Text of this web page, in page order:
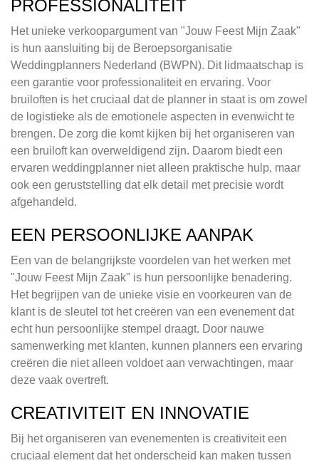
PROFESSIONALITEIT
Het unieke verkoopargument van "Jouw Feest Mijn Zaak"
is hun aansluiting bij de Beroepsorganisatie
Weddingplanners Nederland (BWPN). Dit lidmaatschap is
een garantie voor professionaliteit en ervaring. Voor
bruiloften is het cruciaal dat de planner in staat is om zowel
de logistieke als de emotionele aspecten in evenwicht te
brengen. De zorg die komt kijken bij het organiseren van
een bruiloft kan overweldigend zijn. Daarom biedt een
ervaren weddingplanner niet alleen praktische hulp, maar
ook een geruststelling dat elk detail met precisie wordt
afgehandeld.
EEN PERSOONLIJKE AANPAK
Een van de belangrijkste voordelen van het werken met
"Jouw Feest Mijn Zaak" is hun persoonlijke benadering.
Het begrijpen van de unieke visie en voorkeuren van de
klant is de sleutel tot het creëren van een evenement dat
echt hun persoonlijke stempel draagt. Door nauwe
samenwerking met klanten, kunnen planners een ervaring
creëren die niet alleen voldoet aan verwachtingen, maar
deze vaak overtreft.
CREATIVITEIT EN INNOVATIE
Bij het organiseren van evenementen is creativiteit een
cruciaal element dat het onderscheid kan maken tussen